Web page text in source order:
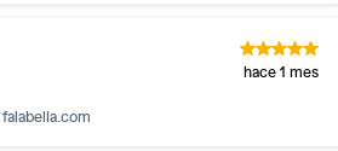
hace 1 mes
falabella.com